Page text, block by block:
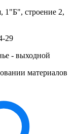
1"Б", строение 2,
29
- выходной
материалов